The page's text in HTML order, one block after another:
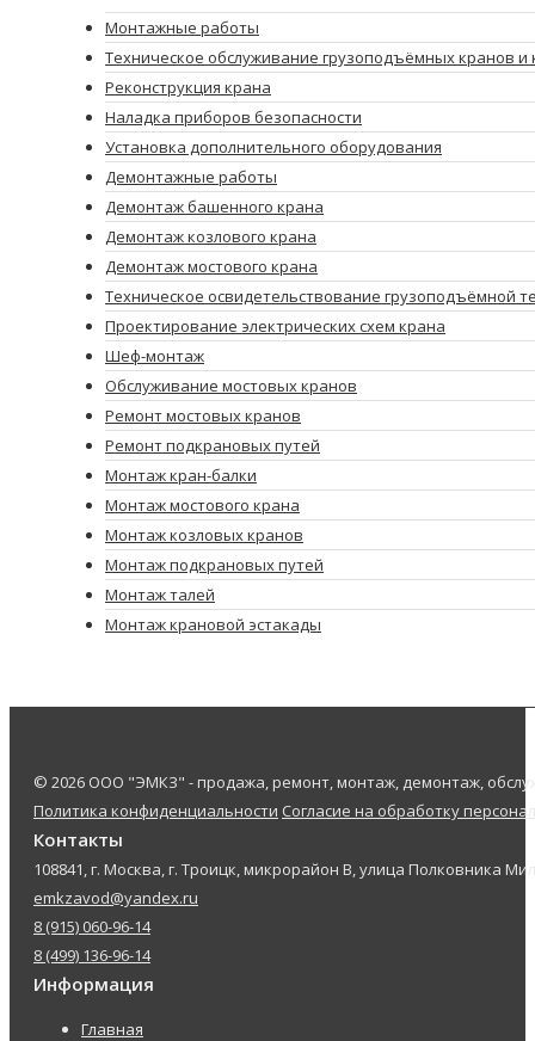
Монтажные работы
Техническое обслуживание грузоподъёмных кранов и
Реконструкция крана
Наладка приборов безопасности
Установка дополнительного оборудования
Демонтажные работы
Демонтаж башенного крана
Демонтаж козлового крана
Демонтаж мостового крана
Техническое освидетельствование грузоподъёмной
Проектирование электрических схем крана
Шеф-монтаж
Обслуживание мостовых кранов
Ремонт мостовых кранов
Ремонт подкрановых путей
Монтаж кран-балки
Монтаж мостового крана
Монтаж козловых кранов
Монтаж подкрановых путей
Монтаж талей
Монтаж крановой эстакады
© 2026 ООО "ЭМКЗ" - продажа, ремонт, монтаж, демонтаж,
Политика конфиденциальности Согласие на обработку
Контакты
108841, г. Москва, г. Троицк, микрорайон В, улица Полковника
emkzavod@yandex.ru
8 (915) 060-96-14
8 (499) 136-96-14
Информация
Главная